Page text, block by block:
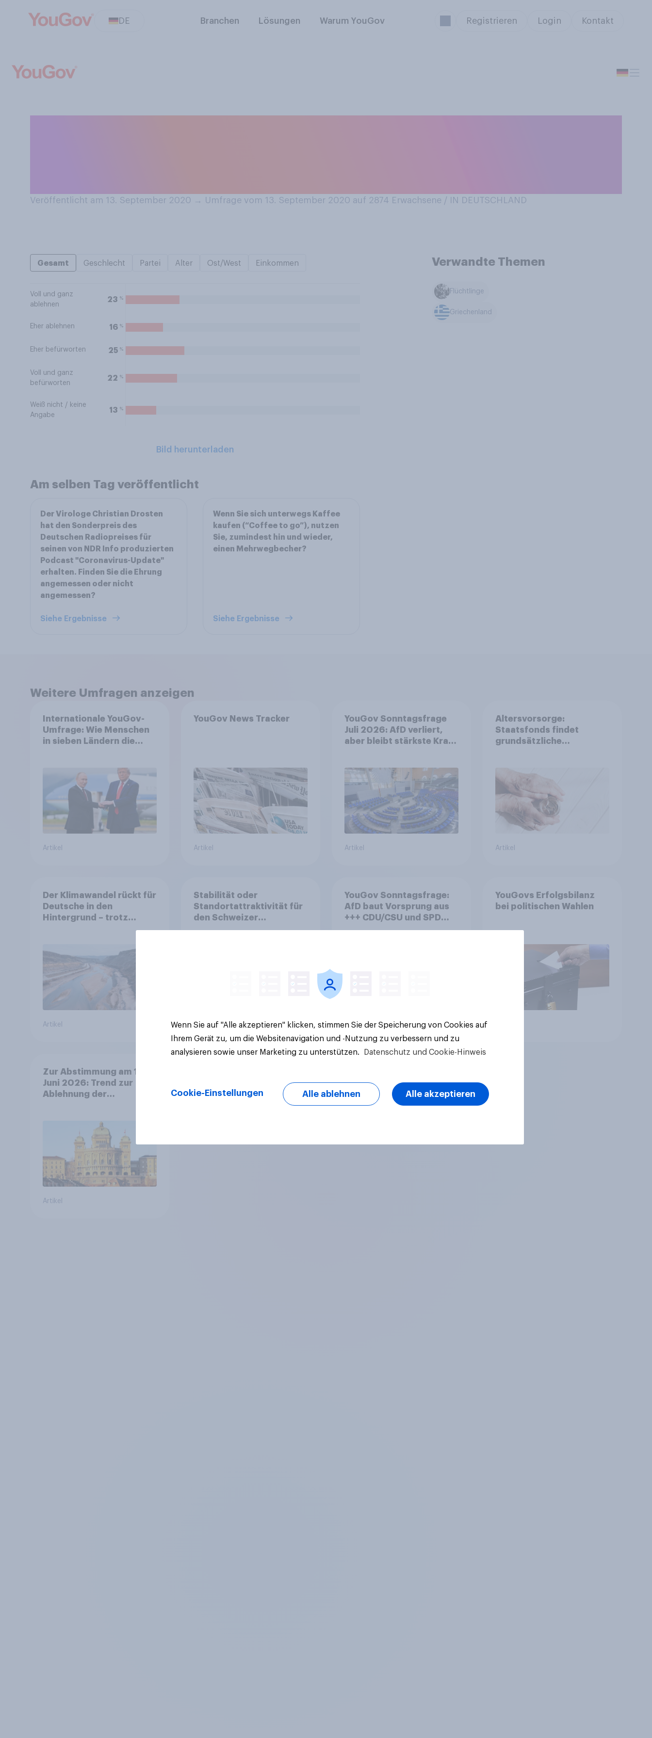
DE Branchen Lösungen Warum YouGov Registrieren Login Kontakt
Veröffentlicht am 13. September 2020 → Umfrage vom 13. September 2020 auf 2874 Erwachsene / IN DEUTSCHLAND
Gesamt Geschlecht Partei Alter Ost/West Einkommen
Voll und ganz
ablehnen
23 %
Eher ablehnen 16 %
Eher befürworten 25 %
Voll und ganz
befürworten
22 %
Weiß nicht / keine
Angabe
13 %
Bild herunterladen
Verwandte Themen
Flüchtlinge
Griechenland
Am selben Tag veröffentlicht
Der Virologe Christian Drosten
hat den Sonderpreis des
Deutschen Radiopreises für
seinen von NDR Info produzierten
Podcast "Coronavirus-Update"
erhalten. Finden Sie die Ehrung
angemessen oder nicht
angemessen?
Siehe Ergebnisse
Wenn Sie sich unterwegs Kaffee
kaufen (“Coffee to go”), nutzen
Sie, zumindest hin und wieder,
einen Mehrwegbecher?
Siehe Ergebnisse
Weitere Umfragen anzeigen
Internationale YouGov-
Umfrage: Wie Menschen
in sieben Ländern die
Bedrohungen und
Bündnisse bewerten
Artikel
YouGov News Tracker
Artikel
YouGov Sonntagsfrage
Juli 2026: AfD verliert,
aber bleibt stärkste Kraft
Bevölkerung
Artikel
Altersvorsorge:
Staatsfonds findet
grundsätzliche
entscheiden über die
Akzeptanz
Artikel
Der Klimawandel rückt für
Deutsche in den
Hintergrund – trotz
stabiler Überzeugung
Artikel
Stabilität oder
Standortattraktivität für
den Schweizer
Finanzplatz? Wo die
Artikel
YouGov Sonntagsfrage:
AfD baut Vorsprung aus
+++ CDU/CSU und SPD
historisch niedrig +++
Artikel
YouGovs Erfolgsbilanz
bei politischen Wahlen
Zur Abstimmung am 14.
Juni 2026: Trend zur
Ablehnung der
für Annahme des
Zivildienstgesetz sinken
Artikel
Wenn Sie auf "Alle akzeptieren" klicken, stimmen Sie der Speicherung von Cookies auf
Ihrem Gerät zu, um die Websitenavigation und -Nutzung zu verbessern und zu
analysieren sowie unser Marketing zu unterstützen.
Datenschutz und Cookie-Hinweis
Cookie-Einstellungen Alle ablehnen Alle akzeptieren